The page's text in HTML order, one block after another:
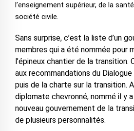
l’enseignement supérieur, de la
société civile.
Sans surprise, c’est la liste d’un
membres qui a été nommée pour
l’épineux chantier de la transition.
aux recommandations du
puis de la charte sur la transition.
diplomate chevronné, nommé il y
nouveau gouvernement de la
de plusieurs personnalités.